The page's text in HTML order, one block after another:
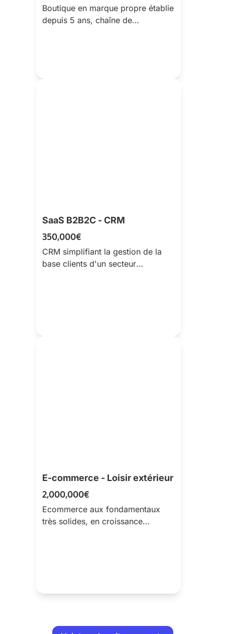
Boutique en marque propre établie
depuis 5 ans, chaîne de
SaaS B2B2C - CRM
350,000€
CRM simplifiant la gestion de la
base clients d'un secteur
E-commerce - Loisir extérieur
2,000,000€
Ecommerce aux fondamentaux
très solides, en croissance